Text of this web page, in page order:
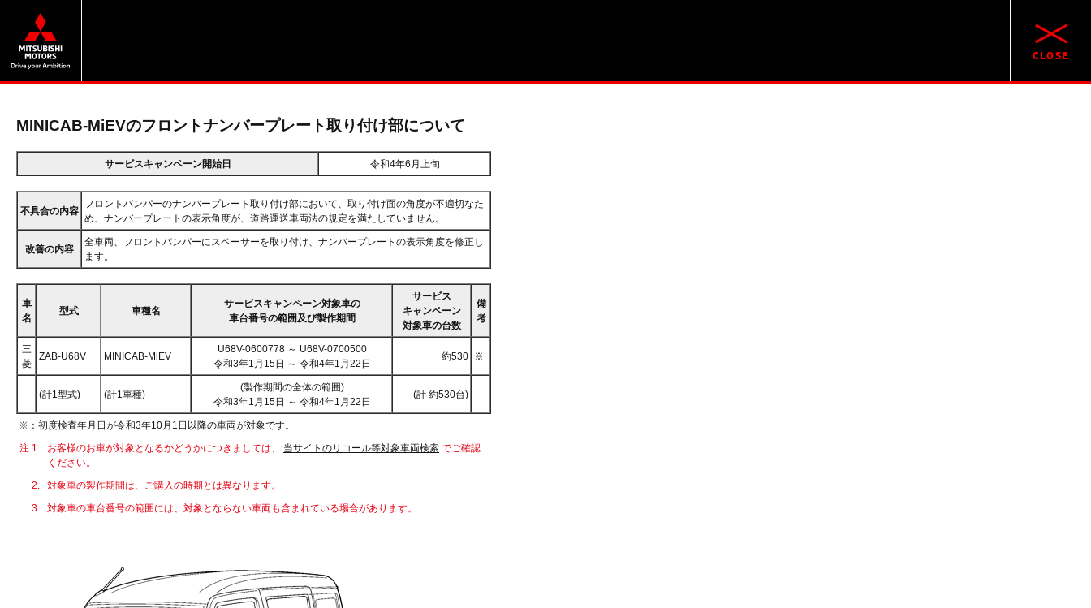
MINICAB-MiEVのフロントナンバープレート取り付け部について
サービスキャンペーン開始日 令和4年6月上旬
不具合の内容
フロントバンパーのナンバープレート取り付け部において、取り付け面の角度が不適切なた
め、ナンバープレートの表示角度が、道路運送車両法の規定を満たしていません。
改善の内容
全車両、フロントバンパーにスペーサーを取り付け、ナンバープレートの表示角度を修正し
ます。
車
名
型式 車種名
サービスキャンペーン対象車の
車台番号の範囲及び製作期間
サービス
キャンペーン
対象車の台数
備
考
三
菱
ZAB-U68V MINICAB-MiEV
U68V-0600778 ～ U68V-0700500
令和3年1月15日 ～ 令和4年1月22日
約530 ※
(計1型式) (計1車種)
(製作期間の全体の範囲)
令和3年1月15日 ～ 令和4年1月22日
(計 約530台)
※：初度検査年月日が令和3年10月1日以降の車両が対象です。
注 1.
お客様のお車が対象となるかどうかにつきましては、 当サイトのリコール等対象車両検索 でご確認
ください。
2.
対象車の製作期間は、ご購入の時期とは異なります。
3.
対象車の車台番号の範囲には、対象とならない車両も含まれている場合があります。